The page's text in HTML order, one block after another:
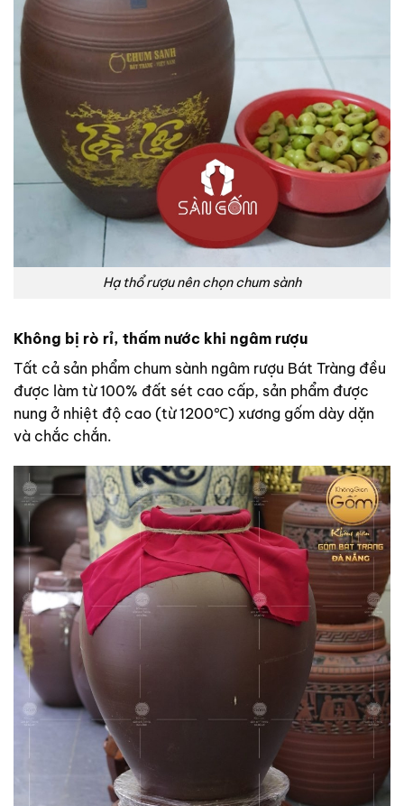
Hạ thổ rượu nên chọn chum sành
Không bị rò rỉ, thấm nước khi ngâm rượu
Tất cả sản phẩm chum sành ngâm rượu Bát Tràng đều
được làm từ 100% đất sét cao cấp, sản phẩm được
nung ở nhiệt độ cao (từ 1200℃) xương gốm dày dặn
và chắc chắn.